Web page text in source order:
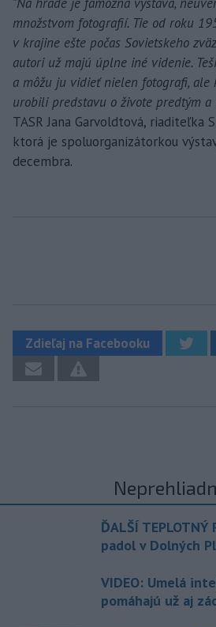
množstvom fotografií. Tie od roku
v krajine ešte počas Sovietskeho
autori už majú úplne iné videnie.
a môžu ju vidieť nielen fotografi, ale
urobili predstavu o živote predtým a
TASR Jana Garvoldtová, riaditeľka
ktorá je spoluorganizátorkou
decembra.
Zdieľaj na Facebooku
ĎALŠÍ TEPLOTNÝ
padol v Dolných
VIDEO: Umelá
pomáhajú už aj